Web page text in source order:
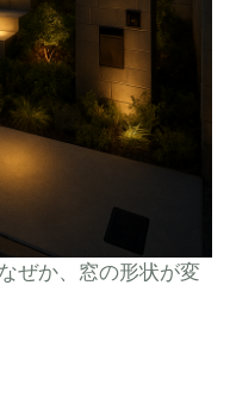
ぜか、窓の形状が変